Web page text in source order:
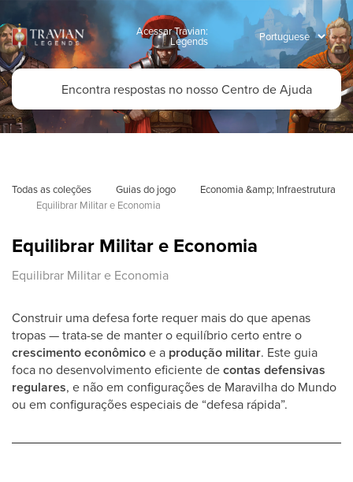
Acessar Travian:
Legends
Todas as coleções Guias do jogo
Economia &amp; Infraestrutura
Equilibrar Militar e Economia
Equilibrar Militar e Economia
Equilibrar Militar e Economia
Construir uma defesa forte requer mais do que apenas
tropas — trata-se de manter o equilíbrio certo entre o
crescimento econômicoe a produção militar. Este guia
foca no desenvolvimento eficiente decontas defensivas
regulares, e não em configurações de Maravilha do Mundo
ou em configurações especiais de “defesa rápida”.